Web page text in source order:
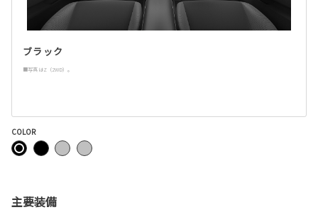
ブラック
■写真はZ（2WD）。
COLOR
主要装備